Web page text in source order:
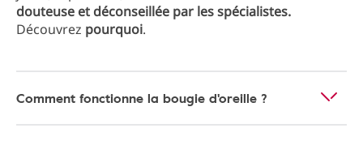
douteuse et déconseillée par les spécialistes.
Découvrez pourquoi.
Comment fonctionne la bougie d'oreille ?